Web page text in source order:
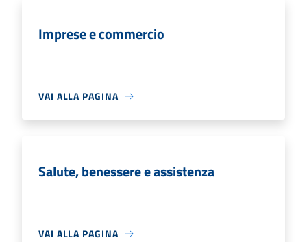
Imprese e commercio
VAI ALLA PAGINA
Salute, benessere e assistenza
VAI ALLA PAGINA